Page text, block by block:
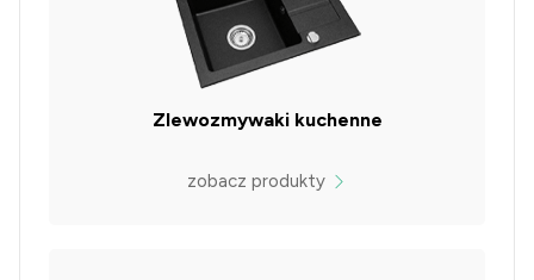
Zlewozmywaki kuchenne
zobacz produkty